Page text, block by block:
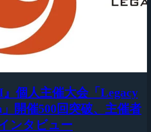
』個人主催大会「Legacy
開催500回突破、主催者
ンタビュー